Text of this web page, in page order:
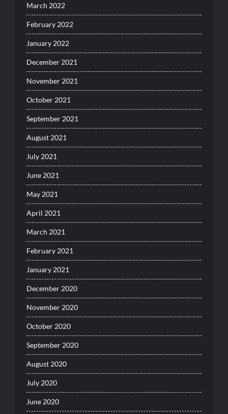
March 2022
February 2022
January 2022
December 2021
November 2021
October 2021
September 2021
August 2021
July 2021
June 2021
May 2021
April 2021
March 2021
February 2021
January 2021
December 2020
November 2020
October 2020
September 2020
August 2020
July 2020
June 2020